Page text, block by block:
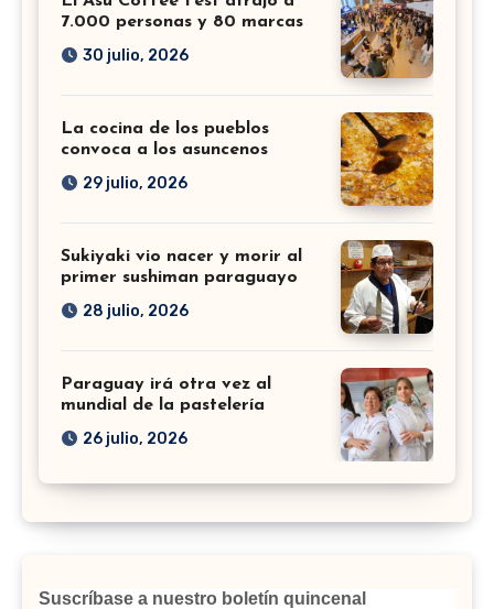
7.000 personas y 80 marcas
30 julio, 2026
La cocina de los pueblos
convoca a los asuncenos
29 julio, 2026
Sukiyaki vio nacer y morir al
primer sushiman paraguayo
28 julio, 2026
Paraguay irá otra vez al
mundial de la pastelería
26 julio, 2026
Suscríbase a nuestro boletín quincenal